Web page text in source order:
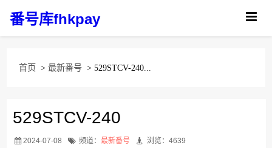
番号库fhkpay
首页 >最新番号 > 529STCV-240...
529STCV-240
2024-07-08 频道： 最新番号 浏览：4639